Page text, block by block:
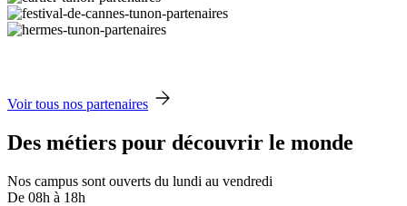
Voir tous nos partenaires
Des métiers pour découvrir le monde
Nos campus sont ouverts du lundi au vendredi
De 08h à 18h